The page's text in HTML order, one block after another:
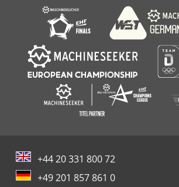
+44 20 331 800 72
+49 201 857 861 0